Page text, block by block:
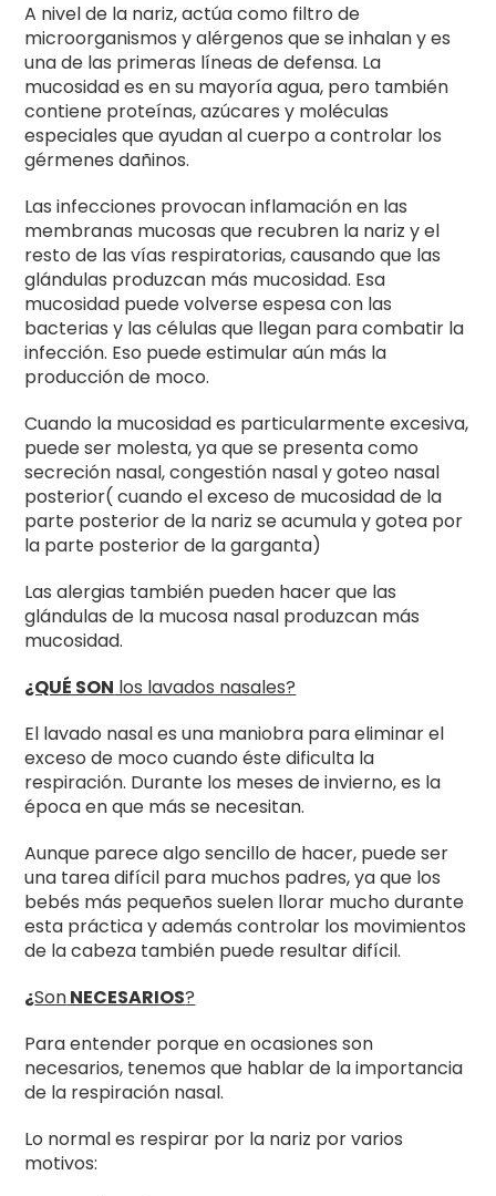
A nivel de la nariz, actúa como filtro de
microorganismos y alérgenos que se inhalan y es
una de las primeras líneas de defensa. La
mucosidad es en su mayoría agua, pero también
contiene proteínas, azúcares y moléculas
especiales que ayudan al cuerpo a controlar los
gérmenes dañinos.
Las infecciones provocan inflamación en las
membranas mucosas que recubren la nariz y el
resto de las vías respiratorias, causando que las
glándulas produzcan más mucosidad. Esa
mucosidad puede volverse espesa con las
bacterias y las células que llegan para combatir la
infección. Eso puede estimular aún más la
producción de moco.
Cuando la mucosidad es particularmente excesiva,
puede ser molesta, ya que se presenta como
secreción nasal, congestión nasal y goteo nasal
posterior( cuando el exceso de mucosidad de la
parte posterior de la nariz se acumula y gotea por
la parte posterior de la garganta)
Las alergias también pueden hacer que las
glándulas de la mucosa nasal produzcan más
mucosidad.
¿QUÉ SON los lavados nasales?
El lavado nasal es una maniobra para eliminar el
exceso de moco cuando éste dificulta la
respiración. Durante los meses de invierno, es la
época en que más se necesitan.
Aunque parece algo sencillo de hacer, puede ser
una tarea difícil para muchos padres, ya que los
bebés más pequeños suelen llorar mucho durante
esta práctica y además controlar los movimientos
de la cabeza también puede resultar difícil.
¿SonNECESARIOS?
Para entender porque en ocasiones son
necesarios, tenemos que hablar de la importancia
de la respiración nasal.
Lo normal es respirar por la nariz por varios
motivos: